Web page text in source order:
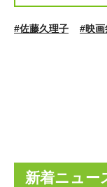
#佐藤久理子 #映画
新着ニュー